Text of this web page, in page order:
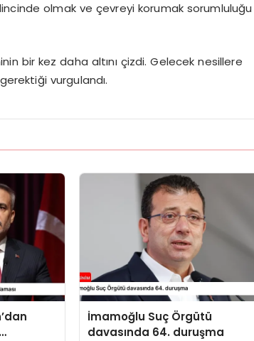
olmak ve çevreyi korumak sorumluluğu
bir kez daha altını çizdi. Gelecek nesillere
vurgulandı.
İmamoğlu Suç Örgütü
davasında 64. duruşma